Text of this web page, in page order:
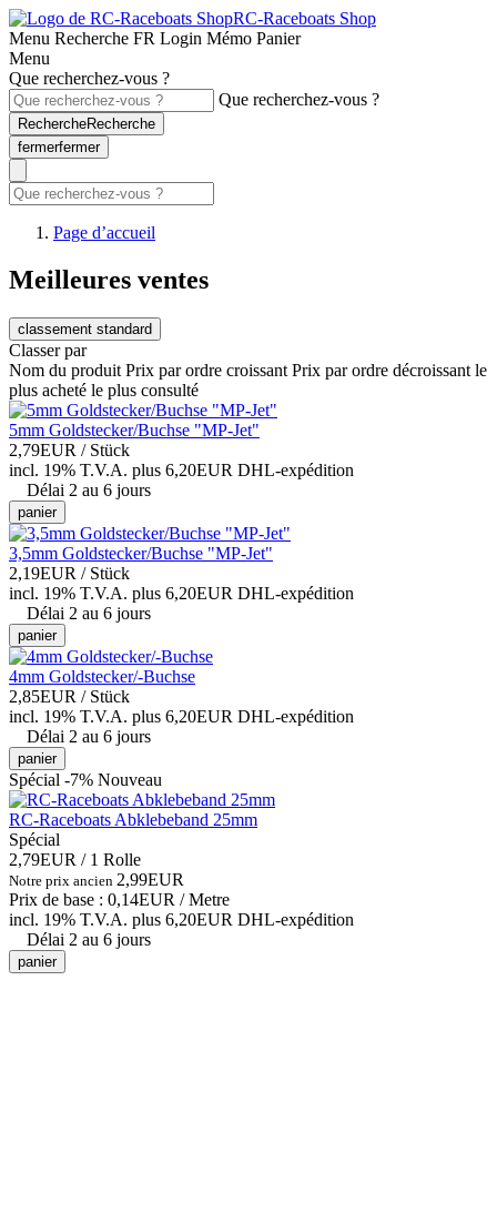
RC-Raceboats Shop
Menu Recherche FR Login Mémo Panier
Menu
Que recherchez-vous ?
Que recherchez-vous ?
RechercheRecherche
fermerfermer
Page d’accueil
Meilleures ventes
classement standard
Classer par
Nom du produit Prix par ordre croissant Prix par ordre décroissant le
plus acheté le plus consulté
5mm Goldstecker/Buchse "MP-Jet"
2,79EUR / Stück
incl. 19% T.V.A. plus 6,20EUR DHL-expédition
Délai 2 au 6 jours
panier
3,5mm Goldstecker/Buchse "MP-Jet"
2,19EUR / Stück
incl. 19% T.V.A. plus 6,20EUR DHL-expédition
Délai 2 au 6 jours
panier
4mm Goldstecker/-Buchse
2,85EUR / Stück
incl. 19% T.V.A. plus 6,20EUR DHL-expédition
Délai 2 au 6 jours
panier
Spécial -7% Nouveau
RC-Raceboats Abklebeband 25mm
Spécial
2,79EUR / 1 Rolle
Notre prix ancien 2,99EUR
Prix de base : 0,14EUR /Metre
incl. 19% T.V.A. plus 6,20EUR DHL-expédition
Délai 2 au 6 jours
panier